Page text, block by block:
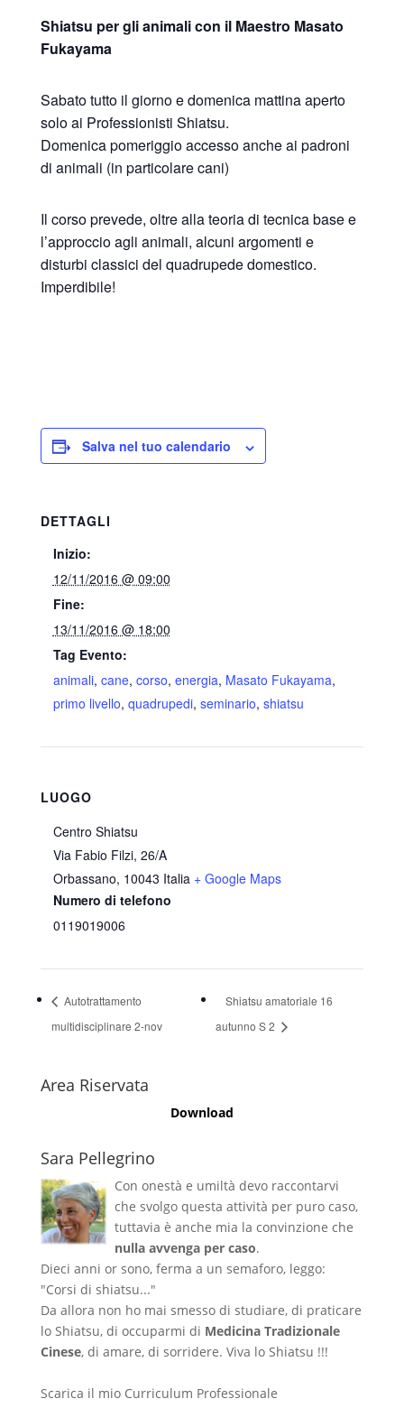
Shiatsu per gli animali con il Maestro Masato
Fukayama
Sabato tutto il giorno e domenica mattina aperto
solo ai Professionisti Shiatsu.
Domenica pomeriggio accesso anche ai padroni
di animali (in particolare cani)
Il corso prevede, oltre alla teoria di tecnica base e
l’approccio agli animali, alcuni argomenti e
disturbi classici del quadrupede domestico.
Imperdibile!
Salva nel tuo calendario
DETTAGLI
Inizio:
12/11/2016 @ 09:00
Fine:
13/11/2016 @ 18:00
Tag Evento:
animali, cane, corso, energia, Masato Fukayama,
primo livello, quadrupedi, seminario, shiatsu
LUOGO
Centro Shiatsu
Via Fabio Filzi, 26/A
Orbassano, 10043 Italia + Google Maps
Numero di telefono
0119019006
Autotrattamento
multidisciplinare 2-nov
Shiatsu amatoriale 16
autunno S 2
Area Riservata
Download
Sara Pellegrino
Con onestà e umiltà devo raccontarvi
che svolgo questa attività per puro caso,
tuttavia è anche mia la convinzione che
nulla avvenga per caso.
Dieci anni or sono, ferma a un semaforo, leggo:
"Corsi di shiatsu..."
Da allora non ho mai smesso di studiare, di praticare
lo Shiatsu, di occuparmi di Medicina Tradizionale
Cinese, di amare, di sorridere. Viva lo Shiatsu !!!
Scarica il mio Curriculum Professionale